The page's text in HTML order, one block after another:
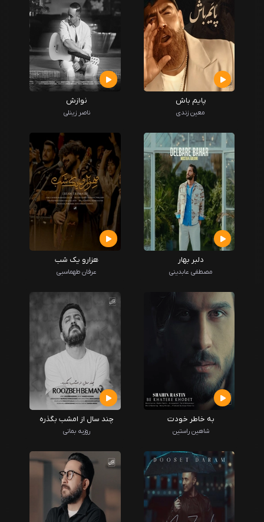
پایم باش
معین زندی
نوازش
ناصر زینلی
دلبر بهار
مصطفی عابدینی
هزارو یک شب
عرفان طهماسبی
به خاطر خودت
شاهین راستین
چند سال از امشب بگذره
روزبه بمانی